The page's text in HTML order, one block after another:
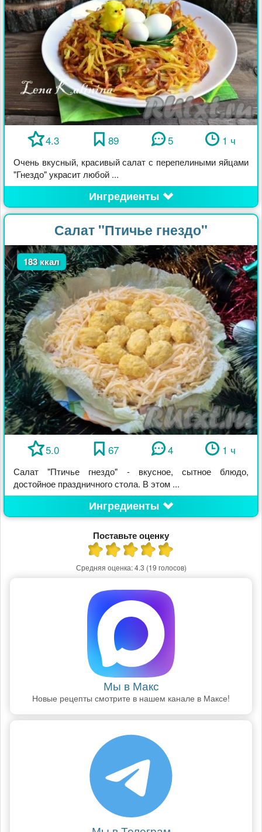
4.3 89 5 1 ч
Очень вкусный, красивый салат с перепелиными яйцами
"Гнездо" украсит любой ...
Ингредиенты
Салат "Птичье гнездо"
183 ккал
5.0 67 4 1 ч
Салат "Птичье гнездо" - вкусное, сытное блюдо,
достойное праздничного стола. В этом ...
Ингредиенты
Поставьте оценку
Средняя оценка:4.3 (19 голосов)
Мы в Макс
Новые рецепты смотрите в нашем канале в Максе!